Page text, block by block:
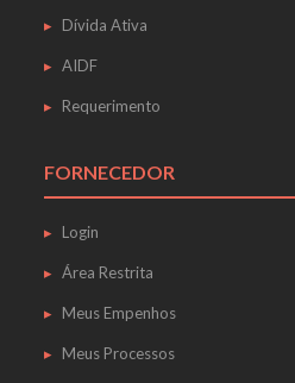
Dívida Ativa
AIDF
Requerimento
FORNECEDOR
Login
Área Restrita
Meus Empenhos
Meus Processos